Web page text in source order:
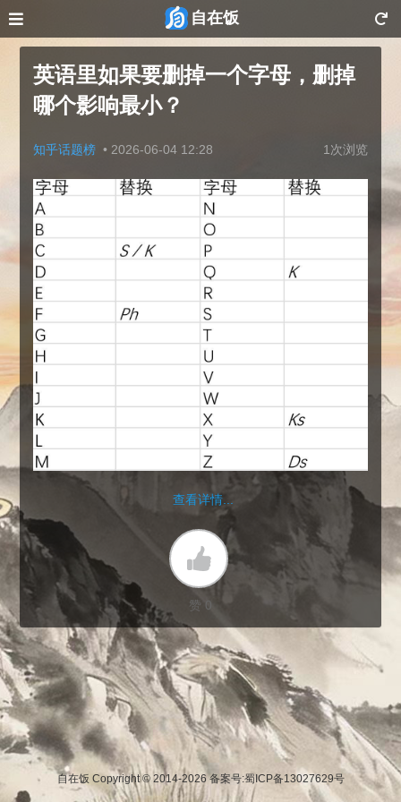
自在饭
英语里如果要删掉一个字母，删掉
哪个影响最小？
知乎话题榜 • 2026-06-04 12:28 1次浏览
查看详情...
赞 0
自在饭 Copyright © 2014-2026备案号:蜀ICP备13027629号